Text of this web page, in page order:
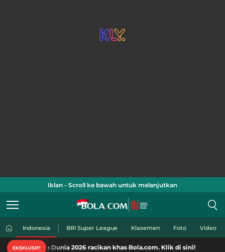
Iklan - Scroll ke bawah untuk melanjutkan
Indonesia BRI Super League Klasemen Foto Video
EKSKLUSIF!
2026 racikan khas Bola.com. Klik di sini!